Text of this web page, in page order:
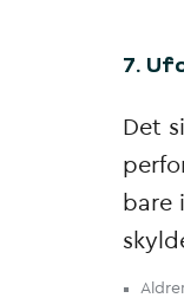
7.
Det
bare